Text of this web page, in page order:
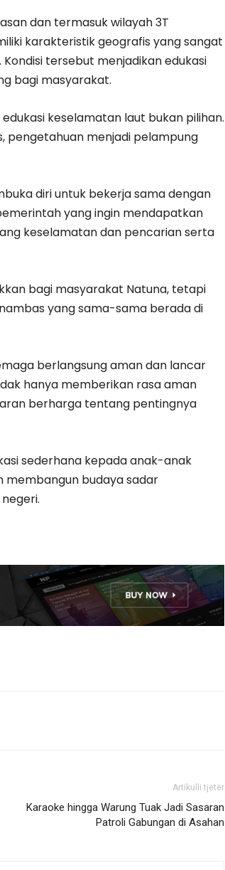
dan termasuk wilayah 3T
karakteristik geografis yang sangat
tersebut menjadikan edukasi
bagi masyarakat.
keselamatan laut bukan pilihan.
pengetahuan menjadi pelampung
diri untuk bekerja sama dengan
yang ingin mendapatkan
keselamatan dan pencarian serta
bagi masyarakat Natuna, tetapi
yang sama-sama berada di
berlangsung aman dan lancar
hanya memberikan rasa aman
berharga tentang pentingnya
sederhana kepada anak-anak
membangun budaya sadar
Artikulli tjetër
Karaoke hingga Warung Tuak Jadi Sasaran
Patroli Gabungan di Asahan